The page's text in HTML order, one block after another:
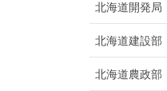
北海道開発局
北海道建設部
北海道農政部